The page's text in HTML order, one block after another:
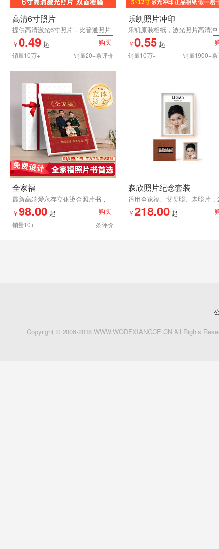
高清6寸照片
提供高清激光6寸照片，比普通照片
厚20%，画质更高清细腻、色彩更
鲜艳，还搭配AI照片轮廓增强技
术，照片采用双面覆膜，保存时间
更长久。
￥0.49 起 购买
销量10万+ 销量20+条评价
乐凯照片冲印
乐凯原装相纸，激光照片高清冲
印，有光面绒面相纸可选，48
内极速发货。
￥0.55 起
销量10万+ 销量1900+条
全家福
最新高端爱永存立体烫金照片书，
uv立体双层保护，图像轮廓增强技
术及4倍高清画质输出，免费送烫金
专用包装礼盒，包邮（新疆西藏及
内蒙古除外）。
￥98.00 起 购买
销量10+ 条评价
森欣照片纪念套装
适用全家福、父母照、老照片，
寸框+8寸摆台+10寸相册，相框
台照片，相册封面照片需单独发
给客服，包邮（新疆内蒙西藏除
￥218.00 起
Copyright © 2006-2018 WWW.WODEXIANGCE.CN All Rights